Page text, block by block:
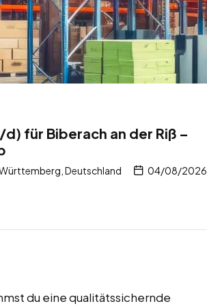
für Biberach an der Riß –
Deutschland 04/08/2026
du eine qualitätssichernde